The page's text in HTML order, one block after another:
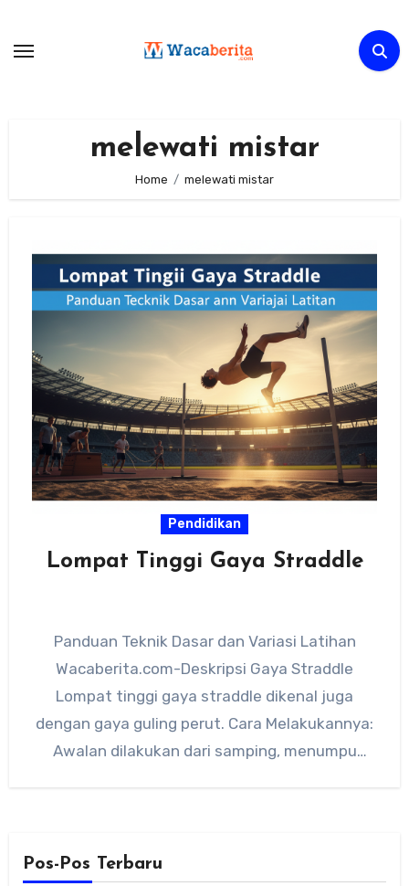
content
melewati mistar
Home melewati mistar
Pendidikan
Lompat Tinggi Gaya Straddle
Panduan Teknik Dasar dan Variasi Latihan
Wacaberita.com-Deskripsi Gaya Straddle
Lompat tinggi gaya straddle dikenal juga
dengan gaya guling perut. Cara Melakukannya:
Awalan dilakukan dari samping, menumpu
Pos-Pos Terbaru